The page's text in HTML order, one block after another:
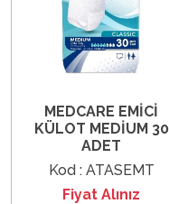
MEDCARE EMİCİ
KÜLOT MEDİUM 30
ADET
Kod : ATASEMT
Fiyat Alınız